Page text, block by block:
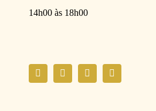
14h00 às 18h00